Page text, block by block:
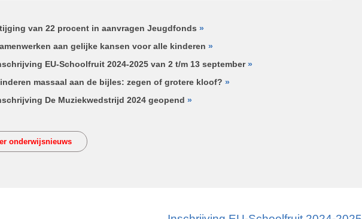
van 22 procent in aanvragen Jeugdfonds »
aan gelijke kansen voor alle kinderen »
EU-Schoolfruit 2024-2025 van 2 t/m 13 september»
massaal aan de bijles: zegen of grotere kloof? »
De Muziekwedstrijd 2024 geopend »
onderwijsnieuws